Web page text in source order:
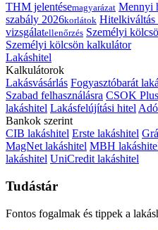
THM jelentésemagyarázat Mennyi
szabály 2026korlátok Hitelkiváltás
vizsgálatellenőrzés Személyi
Személyi kölcsön kalkulátor
Lakáshitel
Kalkulátorok
Lakásvásárlás Fogyasztóbarát
Szabad felhasználásra CSOK
lakáshitel Lakásfelújítási hitel
Bankok szerint
CIB lakáshitel Erste lakáshitel
MagNet lakáshitel MBH
lakáshitel UniCredit lakáshitel
Tudástár
Fontos fogalmak és tippek a